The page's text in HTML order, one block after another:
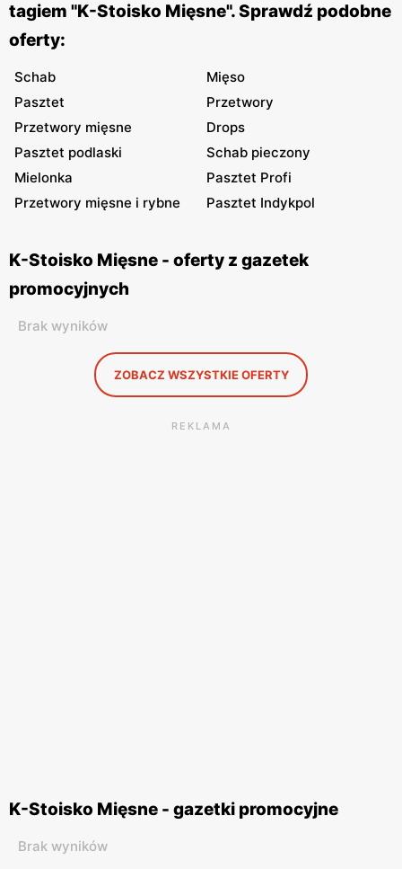
tagiem "K-Stoisko Mięsne". Sprawdź podobne
oferty:
Schab
Mięso
Pasztet
Przetwory
Przetwory mięsne
Drops
Pasztet podlaski
Schab pieczony
Mielonka
Pasztet Profi
Przetwory mięsne i rybne
Pasztet Indykpol
K-Stoisko Mięsne - oferty z gazetek
promocyjnych
Brak wyników
ZOBACZ WSZYSTKIE OFERTY
REKLAMA
K-Stoisko Mięsne - gazetki promocyjne
Brak wyników